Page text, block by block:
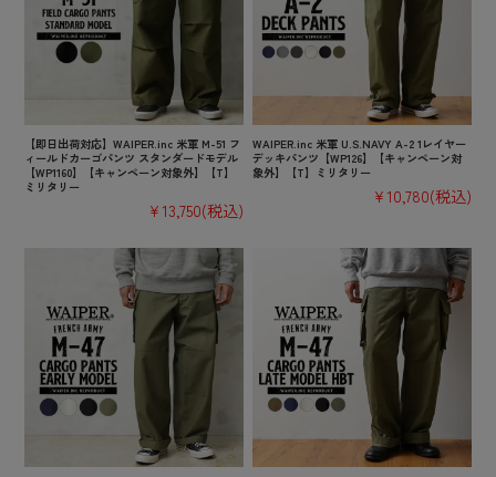
【即日出荷対応】WAIPER.inc 米軍 M-51 フ
ィールドカーゴパンツ スタンダードモデル
【WP1160】【キャンペーン対象外】【T】
ミリタリー
¥13,750(税込)
WAIPER.inc 米軍 U.S.NAVY A-2 1レイヤー
デッキパンツ【WP126】【キャンペーン対
象外】【T】ミリタリー
¥10,780(税込)